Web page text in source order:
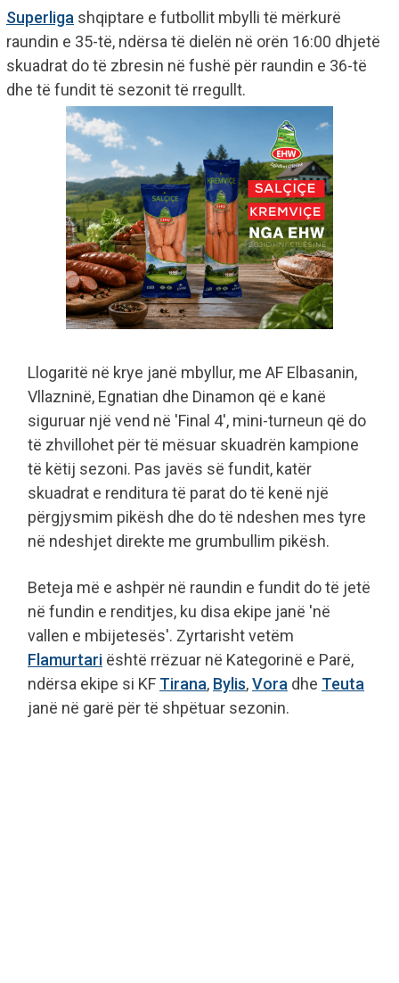
Superliga shqiptare e futbollit mbylli të mërkurë
raundin e 35-të, ndërsa të dielën në orën 16:00 dhjetë
skuadrat do të zbresin në fushë për raundin e 36-të
dhe të fundit të sezonit të rregullt.
Llogaritë në krye janë mbyllur, me AF Elbasanin,
Vllazninë, Egnatian dhe Dinamon që e kanë
siguruar një vend në 'Final 4', mini-turneun që do
të zhvillohet për të mësuar skuadrën kampione
të këtij sezoni. Pas javës së fundit, katër
skuadrat e renditura të parat do të kenë një
përgjysmim pikësh dhe do të ndeshen mes tyre
në ndeshjet direkte me grumbullim pikësh.
Beteja më e ashpër në raundin e fundit do të jetë
në fundin e renditjes, ku disa ekipe janë 'në
vallen e mbijetesës'. Zyrtarisht vetëm
Flamurtari është rrëzuar në Kategorinë e Parë,
ndërsa ekipe si KF Tirana, Bylis,Vora dhe Teuta
janë në garë për të shpëtuar sezonin.